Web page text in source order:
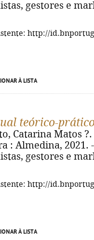
gestores e
http://
À LISTA
teórico-
Catarina Matos
: Almedina, 2021.
gestores e
http://
À LISTA